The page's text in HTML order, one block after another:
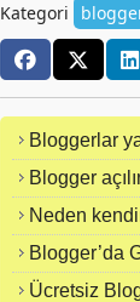
Kategori
Bloggerlar
Blogger
Neden
Blogger’da
Ücretsiz